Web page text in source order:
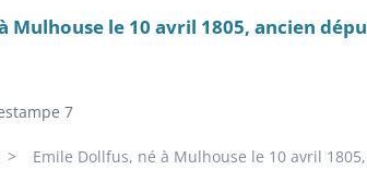
Mulhouse le 10 avril 1805, ancien
7
Emile Dollfus, né à Mulhouse le 10 avril